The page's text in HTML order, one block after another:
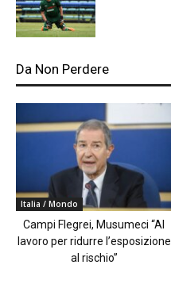
Da Non Perdere
Italia / Mondo
Campi Flegrei, Musumeci “Al
lavoro per ridurre l’esposizione
al rischio”